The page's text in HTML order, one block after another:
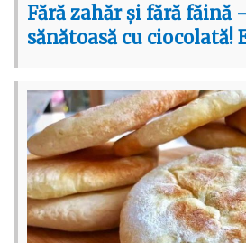
Fără zahăr și fără făină
sănătoasă cu ciocolată!